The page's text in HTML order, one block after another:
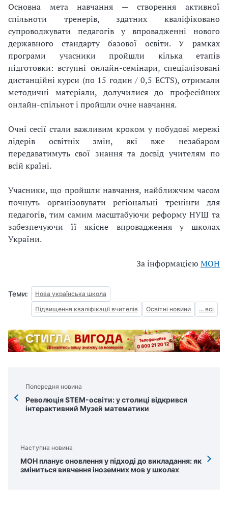
Основна мета навчання — створення активної
спільноти тренерів, здатних кваліфіковано
супроводжувати педагогів у впровадженні нового
державного стандарту базової освіти. У рамках
програми учасники пройшли кілька етапів
підготовки: вступні онлайн-семінари, спеціалізовані
дистанційні курси (по 15 годин / 0,5 ECTS), отримали
методичні матеріали, долучилися до професійних
онлайн-спільнот і пройшли очне навчання.
Очні сесії стали важливим кроком у побудові мережі
лідерів освітніх змін, які вже незабаром
передаватимуть свої знання та досвід учителям по
всій країні.
Учасники, що пройшли навчання, найближчим часом
почнуть організовувати регіональні тренінги для
педагогів, тим самим масштабуючи реформу НУШ та
забезпечуючи її якісне впровадження у школах
України.
За інформацією МОН
Теми:
Нова українська школа
Підвищення кваліфікації вчителів
Освітні новини ... всі
Попередня новина
Революція STEM-освіти: у столиці відкрився
інтерактивний Музей математики
Наступна новина
МОН планує оновлення у підході до викладання: як
зміниться вивчення іноземних мов у школах